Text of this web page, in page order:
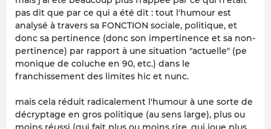
pas dit que par ce qui a été dit : tout l'humour est
analysé à travers sa FONCTION sociale, politique, et
donc sa pertinence (donc son impertinence et sa non-
pertinence) par rapport à une situation "actuelle" (pe
monique de coluche en 90, etc.) dans le
franchissement des limites hic et nunc.
mais cela réduit radicalement l'humour à une sorte de
décryptage en gros politique (au sens large), plus ou